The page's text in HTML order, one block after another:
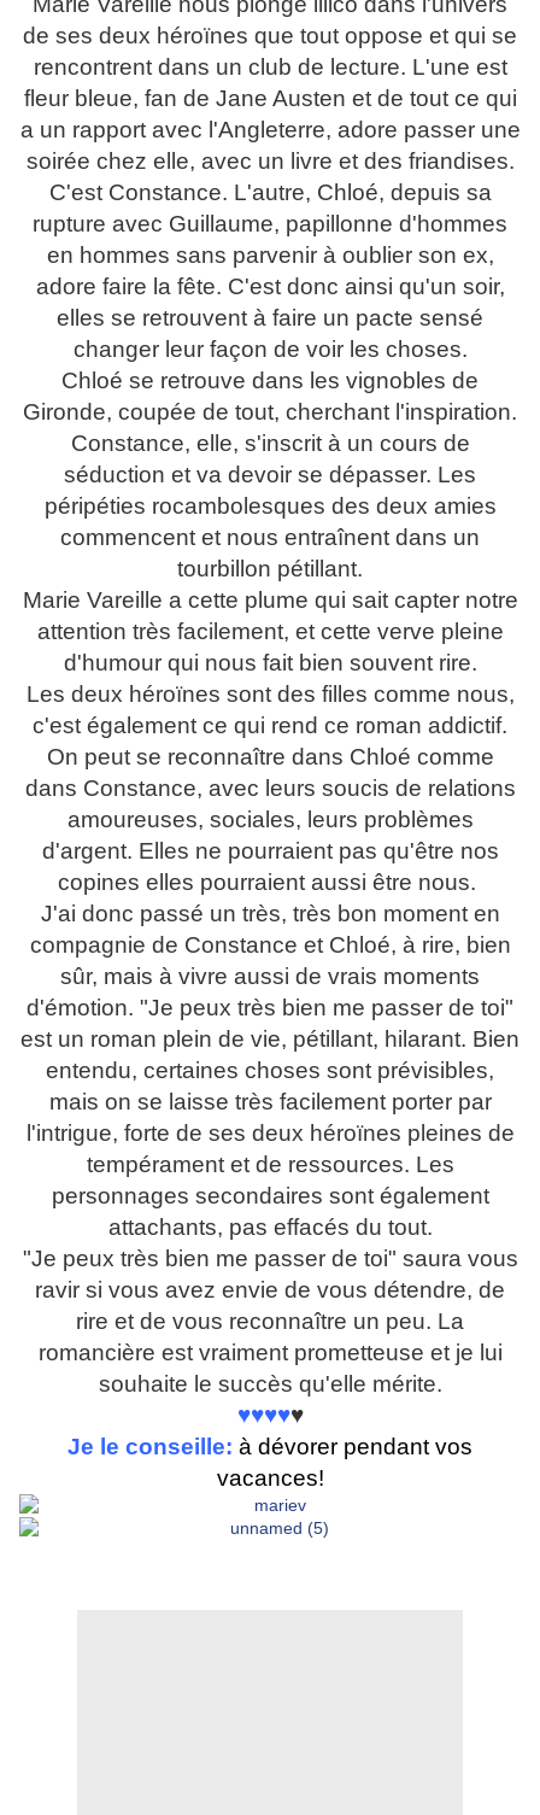
de ses deux héroïnes que tout oppose et qui se
rencontrent dans un club de lecture. L'une est
fleur bleue, fan de Jane Austen et de tout ce qui
a un rapport avec l'Angleterre, adore passer une
soirée chez elle, avec un livre et des friandises.
C'est Constance. L'autre, Chloé, depuis sa
rupture avec Guillaume, papillonne d'hommes
en hommes sans parvenir à oublier son ex,
adore faire la fête. C'est donc ainsi qu'un soir,
elles se retrouvent à faire un pacte sensé
changer leur façon de voir les choses.
Chloé se retrouve dans les vignobles de
Gironde, coupée de tout, cherchant l'inspiration.
Constance, elle, s'inscrit à un cours de
séduction et va devoir se dépasser. Les
péripéties rocambolesques des deux amies
commencent et nous entraînent dans un
tourbillon pétillant.
Marie Vareille a cette plume qui sait capter notre
attention très facilement, et cette verve pleine
d'humour qui nous fait bien souvent rire.
Les deux héroïnes sont des filles comme nous,
c'est également ce qui rend ce roman addictif.
On peut se reconnaître dans Chloé comme
dans Constance, avec leurs soucis de relations
amoureuses, sociales, leurs problèmes
d'argent. Elles ne pourraient pas qu'être nos
copines elles pourraient aussi être nous.
J'ai donc passé un très, très bon moment en
compagnie de Constance et Chloé, à rire, bien
sûr, mais à vivre aussi de vrais moments
d'émotion. "Je peux très bien me passer de toi"
est un roman plein de vie, pétillant, hilarant. Bien
entendu, certaines choses sont prévisibles,
mais on se laisse très facilement porter par
l'intrigue, forte de ses deux héroïnes pleines de
tempérament et de ressources. Les
personnages secondaires sont également
attachants, pas effacés du tout.
"Je peux très bien me passer de toi" saura vous
ravir si vous avez envie de vous détendre, de
rire et de vous reconnaître un peu. La
romancière est vraiment prometteuse et je lui
souhaite le succès qu'elle mérite.
♥♥♥♥♥
Je le conseille: à dévorer pendant vos
vacances!